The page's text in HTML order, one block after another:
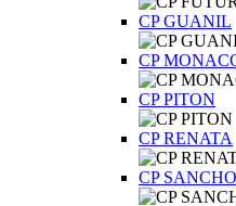
CP GUANIL
CP
CP PITON
CP RENATA
CP SANCHO